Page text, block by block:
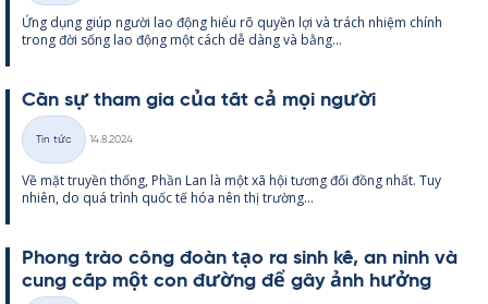
loại
Ứng dụng giúp người lao động hiểu rõ qu­yền lợi và trách nhiệm chính
trong đời sống lao động một cách dễ dàng và bằng...
Cần sự tham gia của tất cả mọi người
Thể
loại
Tin tức
14.8.2024
Về mặt tru­yền thống, Phần Lan là một xã hội tương đối đồng nhất. Tuy
nhiên, do quá trình quốc tế hóa nên thị trường...
Phong trào công đoàn tạo ra sinh kế, an ninh và
cung cấp một con đường để gây ảnh hưởng